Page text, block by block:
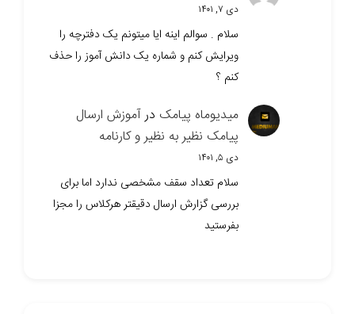
دی ۷, ۱۴۰۱
سلام . سوالم اینه ایا میتونم یک دفترچه را
ویرایش کنم و شماره یک دانش آموز را حذف
کنم ؟
میدیوماه پیامک درآموزش ارسال
پیامک نظیر به نظیر و کارنامه
دی ۵, ۱۴۰۱
سلام تعداد سقف مشخصی ندارد اما برای
بررسی گزارش ارسال دقیقتر هرکلاس را مجزا
بفرستید